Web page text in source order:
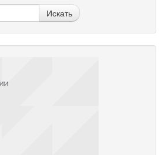
Искать